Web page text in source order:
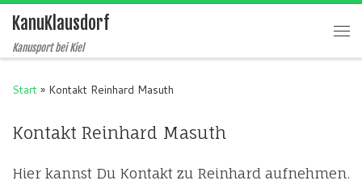
Zum Inhalt springen
KanuKlausdorf
Kanusport bei Kiel
Start » Kontakt Reinhard Masuth
Kontakt Reinhard Masuth
Hier kannst Du Kontakt zu Reinhard aufnehmen.